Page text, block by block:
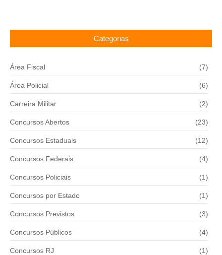
Categorias
Área Fiscal (7)
Área Policial (6)
Carreira Militar (2)
Concursos Abertos (23)
Concursos Estaduais (12)
Concursos Federais (4)
Concursos Policiais (1)
Concursos por Estado (1)
Concursos Previstos (3)
Concursos Públicos (4)
Concursos RJ (1)